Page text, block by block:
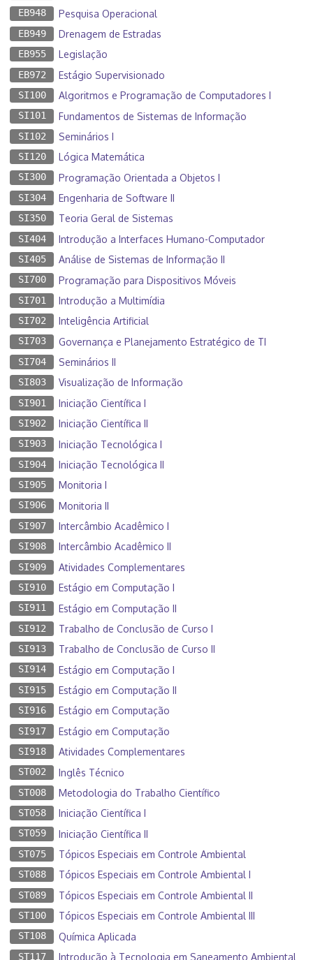
EB948 Pesquisa Operacional
EB949 Drenagem de Estradas
EB955 Legislação
EB972 Estágio Supervisionado
SI100 Algoritmos e Programação de Computadores I
SI101 Fundamentos de Sistemas de Informação
SI102 Seminários I
SI120 Lógica Matemática
SI300 Programação Orientada a Objetos I
SI304 Engenharia de Software II
SI350 Teoria Geral de Sistemas
SI404 Introdução a Interfaces Humano-Computador
SI405 Análise de Sistemas de Informação II
SI700 Programação para Dispositivos Móveis
SI701 Introdução a Multimídia
SI702 Inteligência Artificial
SI703 Governança e Planejamento Estratégico de TI
SI704 Seminários II
SI803 Visualização de Informação
SI901 Iniciação Científica I
SI902 Iniciação Científica II
SI903 Iniciação Tecnológica I
SI904 Iniciação Tecnológica II
SI905 Monitoria I
SI906 Monitoria II
SI907 Intercâmbio Acadêmico I
SI908 Intercâmbio Acadêmico II
SI909 Atividades Complementares
SI910 Estágio em Computação I
SI911 Estágio em Computação II
SI912 Trabalho de Conclusão de Curso I
SI913 Trabalho de Conclusão de Curso II
SI914 Estágio em Computação I
SI915 Estágio em Computação II
SI916 Estágio em Computação
SI917 Estágio em Computação
SI918 Atividades Complementares
ST002 Inglês Técnico
ST008 Metodologia do Trabalho Científico
ST058 Iniciação Científica I
ST059 Iniciação Científica II
ST075 Tópicos Especiais em Controle Ambiental
ST088 Tópicos Especiais em Controle Ambiental I
ST089 Tópicos Especiais em Controle Ambiental II
ST100 Tópicos Especiais em Controle Ambiental III
ST108 Química Aplicada
ST117 Introdução à Tecnologia em Saneamento Ambiental